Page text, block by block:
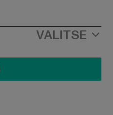
VALITSE